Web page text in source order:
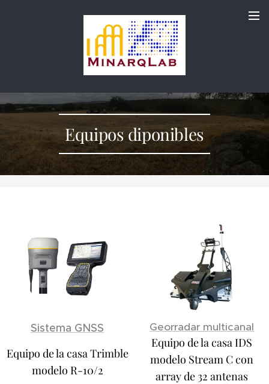
Equipos diponibles
Sistema GNSS
Equipo de la casa Trimble
modelo R-10/2
Georradar multicanal
Equipo de la casa IDS
modelo Stream C con
array de 32 antenas